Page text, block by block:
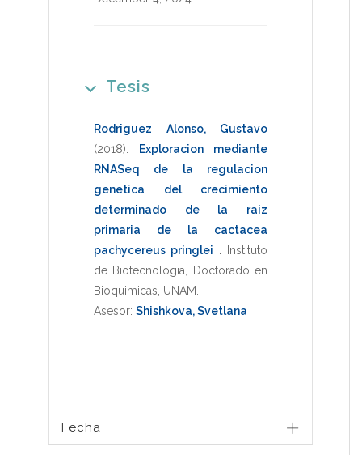
Tesis
Rodriguez Alonso, Gustavo
(2018)
Exploracion mediante
RNASeq de la regulacion
genetica del crecimiento
determinado de la raiz
primaria de la cactacea
pachycereus pringlei .
Instituto
de Biotecnologia
Doctorado en
Bioquimicas UNAM
Asesor: Shishkova, Svetlana
Fecha